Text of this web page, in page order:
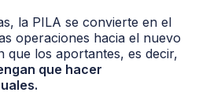
la PILA se convierte en el
operaciones hacia el nuevo
que los aportantes, es decir,
que hacer